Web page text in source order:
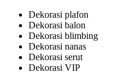
Dekorasi plafon
Dekorasi balon
Dekorasi blimbing
Dekorasi nanas
Dekorasi serut
Dekorasi VIP